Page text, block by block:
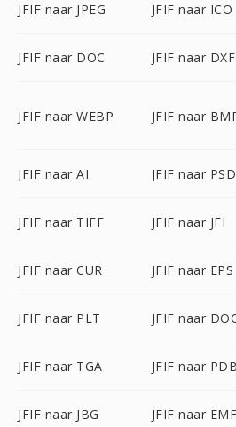
JFIF naar JPEG JFIF naar ICO
JFIF naar DOC JFIF naar DXF
JFIF naar WEBP JFIF naar
JFIF naar AI JFIF naar PSD
JFIF naar TIFF JFIF naar JFI
JFIF naar CUR JFIF naar EPS
JFIF naar PLT JFIF naar
JFIF naar TGA JFIF naar PDB
JFIF naar JBG JFIF naar EMF